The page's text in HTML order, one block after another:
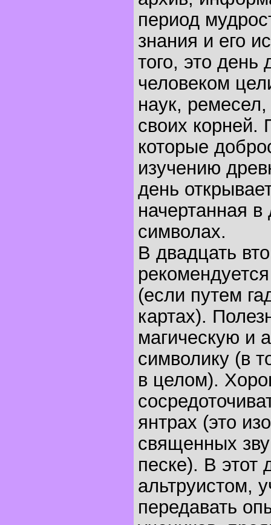
период
знания и его
того, это день
человеком
наук,
своих
которые
изучению
день
начертанная
символах.
В двадцать
(если путем
картах).
магическую и
символику (в
в целом).
янтрах (это
священных
песке). В этот
альтруистом,
передавать